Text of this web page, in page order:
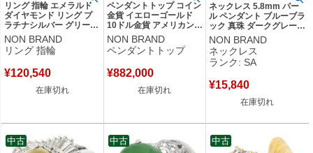
リング 指輪 エメラルド
ダイヤモンド リング プ
ラチナシルバー グリーン
緑 スクエア 0.59ct プラ
チナム エメラルドカット
15.5号 【中古】
NON BRAND
リング 指輪
¥120,540
在庫切れ
ペンダントトップ コイン
金貨 イエローゴールド
10ドル金貨 アメリカンイ
ンディアンヘッド 750
18K 21.6 ネックレストッ
プ ペンダントヘッド
NON BRAND
ペンダントトップ
¥882,000
在庫切れ
ネックレス 5.8mm パー
ル ペンダント ブルーブラ
ック 真珠 ダークグレー
黒銀色 一連 淡水真珠
43.5cm セミラウンドシ
ェイプ 【中古】新品同様
品
NON BRAND
ネックレス
ランク: SA
¥15,840
在庫切れ
中古 中古 中古